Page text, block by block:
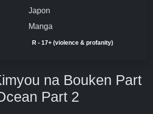
Japon
Manga
R - 17+ (violence & profanity)
na Bouken Part
Part 2